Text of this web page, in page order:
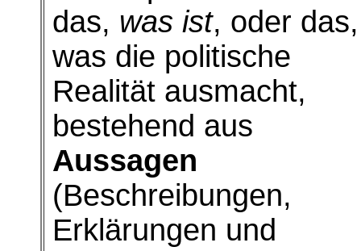
das, was ist, oder das,
was die politische
Realität ausmacht,
bestehend aus
Aussagen
(Beschreibungen,
Erklärungen und